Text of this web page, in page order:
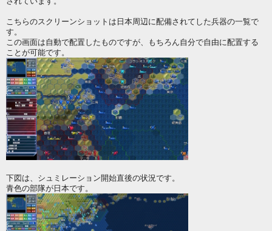
こちらのスクリーンショットは日本周辺に配備されてした兵器の一覧で
す。
この画面は自動で配置したものですが、もちろん自分で自由に配置する
ことが可能です。
下図は、シュミレーション開始直後の状況です。
青色の部隊が日本です。